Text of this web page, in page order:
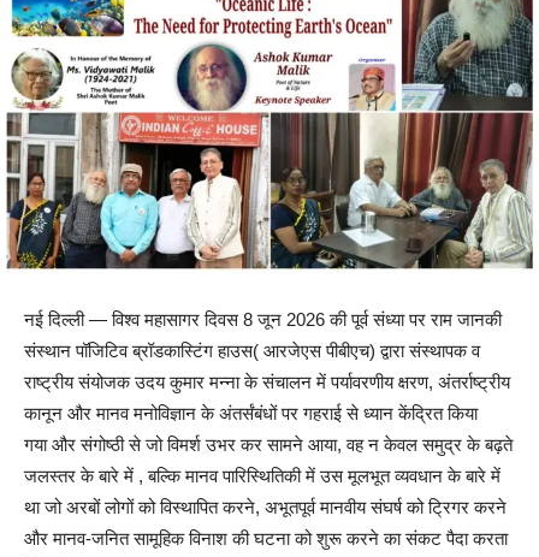
नई दिल्ली — विश्व महासागर दिवस 8 जून 2026 की पूर्व संध्या पर राम जानकी
संस्थान पॉजिटिव ब्रॉडकास्टिंग हाउस( आरजेएस पीबीएच) द्वारा संस्थापक व
राष्ट्रीय संयोजक उदय कुमार मन्ना के संचालन में पर्यावरणीय क्षरण, अंतर्राष्ट्रीय
कानून और मानव मनोविज्ञान के अंतर्संबंधों पर गहराई से ध्यान केंद्रित किया
गया और संगोष्ठी से जो विमर्श उभर कर सामने आया, वह न केवल समुद्र के बढ़ते
जलस्तर के बारे में , बल्कि मानव पारिस्थितिकी में उस मूलभूत व्यवधान के बारे में
था जो अरबों लोगों को विस्थापित करने, अभूतपूर्व मानवीय संघर्ष को ट्रिगर करने
और मानव-जनित सामूहिक विनाश की घटना को शुरू करने का संकट पैदा करता